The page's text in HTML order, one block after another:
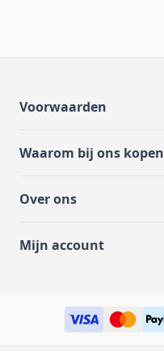
Voorwaarden
Waarom bij ons kopen
Over ons
Mijn account